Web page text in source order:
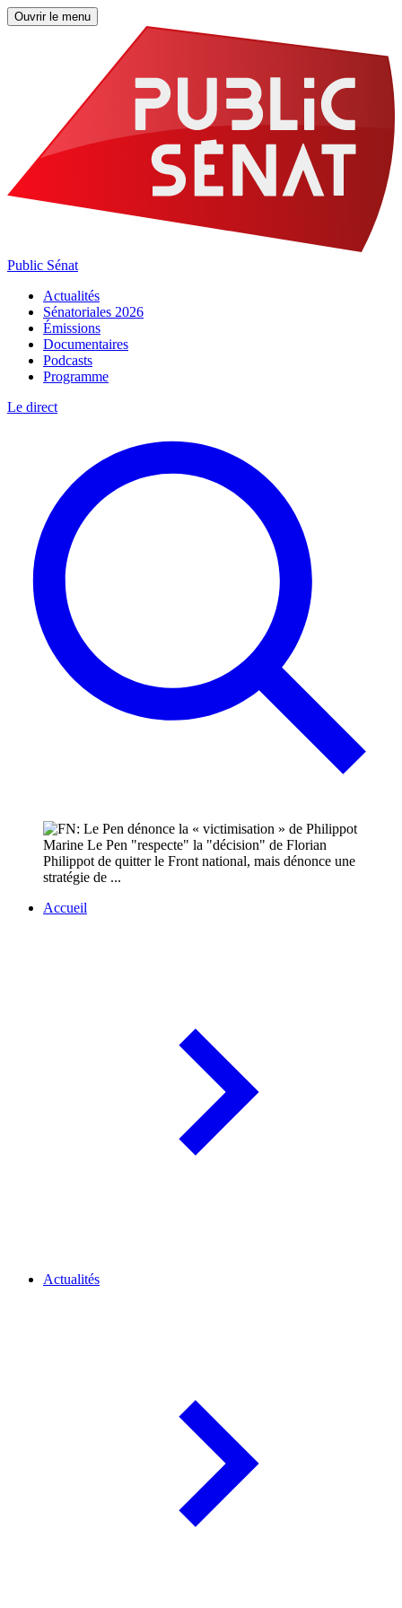
Ouvrir le menu
Public Sénat
Actualités
Sénatoriales 2026
Émissions
Documentaires
Podcasts
Programme
Le direct
Marine Le Pen "respecte" la "décision" de Florian
Philippot de quitter le Front national, mais dénonce une
stratégie de ...
Accueil
Actualités